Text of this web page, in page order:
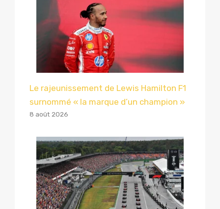
Le rajeunissement de Lewis Hamilton F1
surnommé « la marque d’un champion »
8 août 2026